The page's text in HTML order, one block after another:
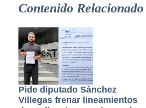
Contenido Relacionado
Pide diputado Sánchez
Villegas frenar lineamientos